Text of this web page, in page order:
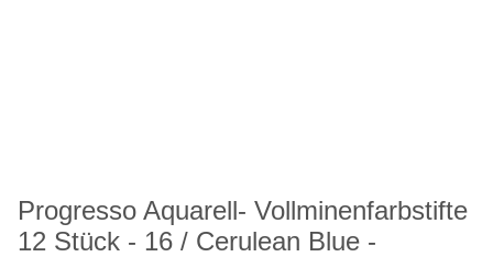
Progresso Aquarell- Vollminenfarbstifte
12 Stück - 16 / Cerulean Blue -